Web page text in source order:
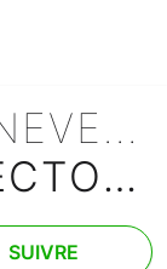
THE PROMISED NEVERLAND
COFFRET COLLECTOR 1
SUIVRE